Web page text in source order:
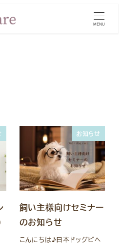
MENU
お知らせ
飼い主様向けセミナー
のお知らせ
こんにちは♪日本ドッグビヘ